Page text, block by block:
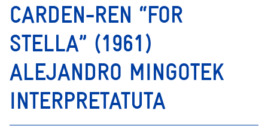
CARDEN-REN “FOR
STELLA” (1961)
ALEJANDRO MINGOTEK
INTERPRETATUTA